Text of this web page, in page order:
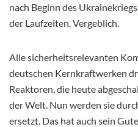
nach Beginn des
der Laufzeiten. Vergeblich.
Alle sicherheitsrelevanten
deutschen Kernkraftwerken
Reaktoren, die heute
der Welt. Nun werden sie
ersetzt. Das hat auch sein